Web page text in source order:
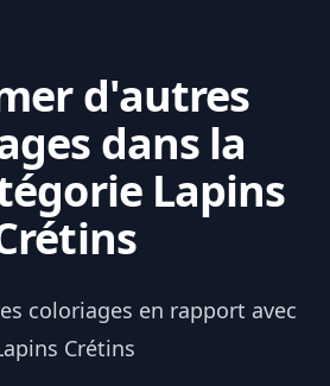
d'autres
dans la
Lapins
coloriages en rapport avec
Crétins